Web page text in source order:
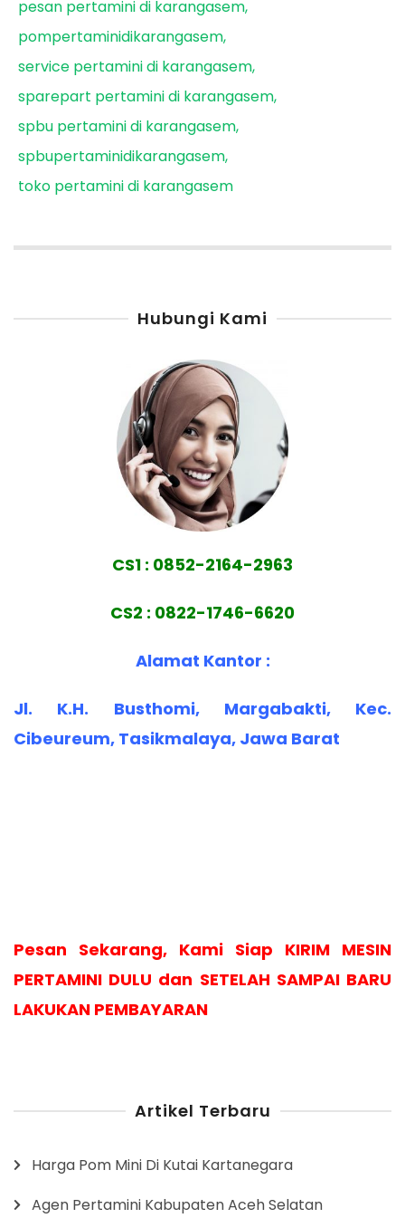
pesan pertamini di karangasem
pompertaminidikarangasem
service pertamini di karangasem
sparepart pertamini di karangasem
spbu pertamini di karangasem
spbupertaminidikarangasem
toko pertamini di karangasem
Hubungi Kami
CS1 : 0852-2164-2963
CS2 : 0822-1746-6620
Alamat Kantor :
Jl. K.H. Busthomi, Margabakti, Kec.
Cibeureum, Tasikmalaya, Jawa Barat
Pesan Sekarang, Kami Siap KIRIM MESIN
PERTAMINI DULU dan SETELAH SAMPAI BARU
LAKUKAN PEMBAYARAN
Artikel Terbaru
Harga Pom Mini Di Kutai Kartanegara
Agen Pertamini Kabupaten Aceh Selatan